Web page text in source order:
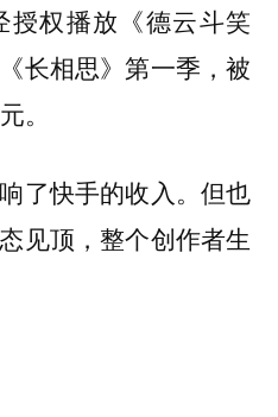
授权播放《德云斗笑
长相思》第一季，被
。
了快手的收入。但也
见顶，整个创作者生